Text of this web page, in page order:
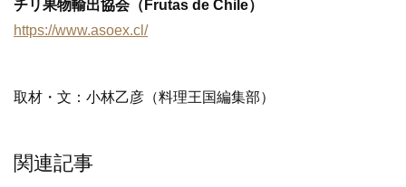
チリ果物輸出協会（Frutas de Chile）
https://www.asoex.cl/
取材・文：小林乙彦（料理王国編集部）
関連記事